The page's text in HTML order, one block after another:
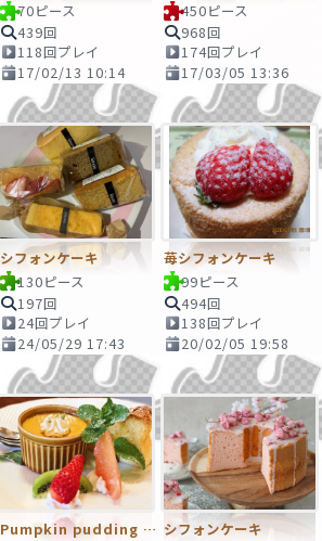
70ピース
439回
118回プレイ
17/02/13 10:14
450ピース
968回
174回プレイ
17/03/05 13:36
シフォンケーキ
130ピース
197回
24回プレイ
24/05/29 17:43
苺シフォンケーキ
99ピース
494回
138回プレイ
20/02/05 19:58
Pumpkin pudding & hiffon シフォンケーキ